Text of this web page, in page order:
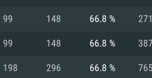
MAC
권장 사양
권장 사양
권장 사양
99 148 66.8 % 271
99 148 66.8 % 387
198 296 66.8 % 765